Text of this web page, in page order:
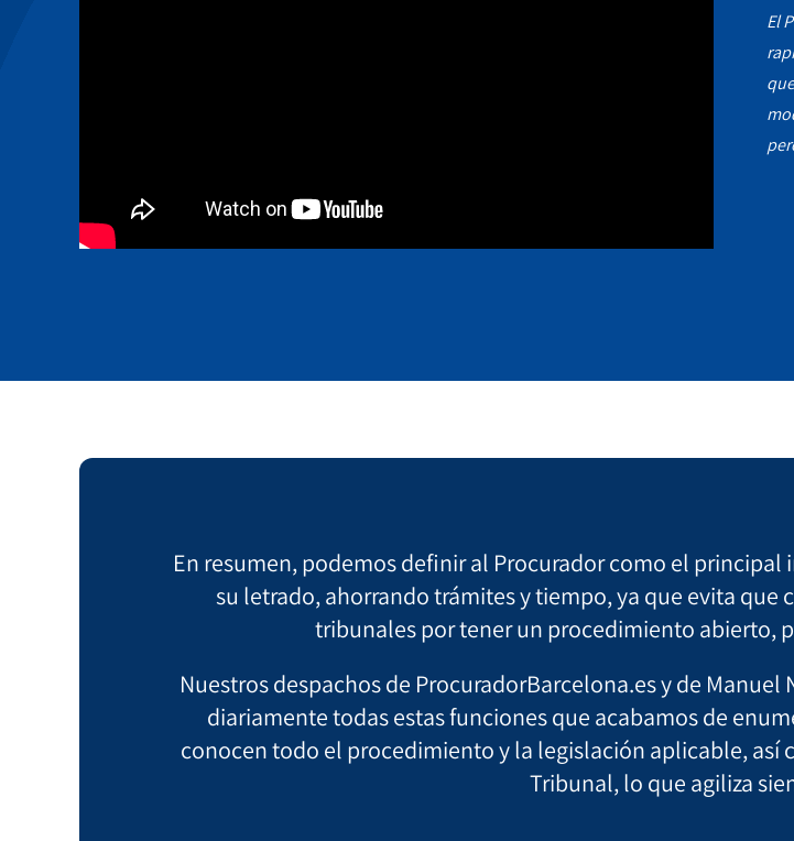
El
En resumen, podemos definir al Procurador como el
su letrado, ahorrando trámites y tiempo, ya que evita
tribunales por tener un procedimiento abierto,
Nuestros despachos de ProcuradorBarcelona.es y de
diariamente todas estas funciones que acabamos de
conocen todo el procedimiento y la legislación aplicable,
Tribunal, lo que agiliza